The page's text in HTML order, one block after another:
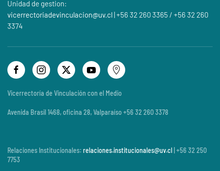
Unidad de gestion:
vicerrectoriadevinculacion@uv.cl | +56 32 260 3365 / +56 32 260
3374
Vicerrectoría de Vinculación con el Medio
Avenida Brasil 1468, oficina 28, Valparaíso +56 32 260 3378
Relaciones Institucionales: relaciones.institucionales@uv.cl
| +56 32 250
7753